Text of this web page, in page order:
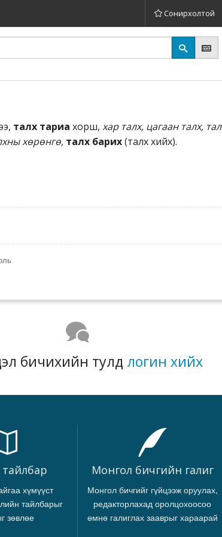
Сонирхолтой
талх тариа хорш,хар талх, цагаан талх,
хөрөнгө, талх барих(талх хийх).
бичихийн тулд логин хийх
хүмүүст
тайлбарыг
зөвлөе
Монгол бичгийн галиг
Монгол бичгийг гүйцээж оруулах,
редакторлахад оролцохоосоо
өмнө галиглах зааврыг хараарай